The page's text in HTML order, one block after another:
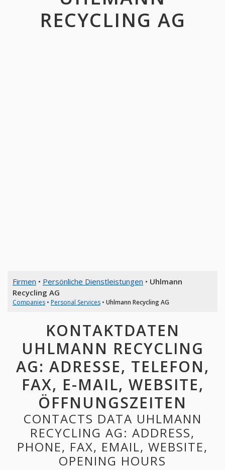
RECYCLING AG
Firmen • Persönliche Dienstleistungen • Uhlmann
Recycling AG
Companies• Personal Services• Uhlmann Recycling AG
KONTAKTDATEN
UHLMANN RECYCLING
AG: ADRESSE, TELEFON,
FAX, E-MAIL, WEBSITE,
ÖFFNUNGSZEITEN
CONTACTS DATA UHLMANN
RECYCLING AG: ADDRESS,
PHONE, FAX, EMAIL, WEBSITE,
OPENING HOURS